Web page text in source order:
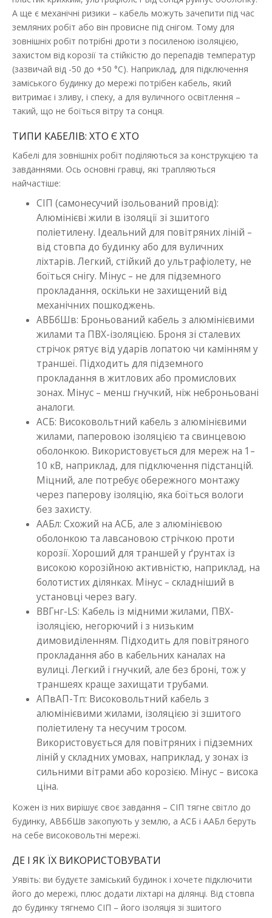
А ще є механічні ризики – кабель можуть зачепити під час
земляних робіт або він провисне під снігом. Тому для
зовнішніх робіт потрібні дроти з посиленою ізоляцією,
захистом від корозії та стійкістю до перепадів температур
(зазвичай від -50 до +50 °C). Наприклад, для підключення
заміського будинку до мережі потрібен кабель, який
витримає і зливу, і спеку, а для вуличного освітлення –
такий, що не боїться вітру та сонця.
ТИПИ КАБЕЛІВ: ХТО Є ХТО
Кабелі для зовнішніх робіт поділяються за конструкцією та
завданнями. Ось основні гравці, які трапляються
найчастіше:
СІП (самонесучий ізольований провід):
Алюмінієві жили в ізоляції зі зшитого
поліетилену. Ідеальний для повітряних ліній –
від стовпа до будинку або для вуличних
ліхтарів. Легкий, стійкий до ультрафіолету, не
боїться снігу. Мінус – не для підземного
прокладання, оскільки не захищений від
механічних пошкоджень.
АВБбШв: Броньований кабель з алюмінієвими
жилами та ПВХ-ізоляцією. Броня зі сталевих
стрічок рятує від ударів лопатою чи камінням у
траншеї. Підходить для підземного
прокладання в житлових або промислових
зонах. Мінус – менш гнучкий, ніж неброньовані
аналоги.
АСБ: Високовольтний кабель з алюмінієвими
жилами, паперовою ізоляцією та свинцевою
оболонкою. Використовується для мереж на 1–
10 кВ, наприклад, для підключення підстанцій.
Міцний, але потребує обережного монтажу
через паперову ізоляцію, яка боїться вологи
без захисту.
ААБл: Схожий на АСБ, але з алюмінієвою
оболонкою та лавсановою стрічкою проти
корозії. Хороший для траншей у ґрунтах із
високою корозійною активністю, наприклад, на
болотистих ділянках. Мінус – складніший в
установці через вагу.
ВВГнг-LS: Кабель із мідними жилами, ПВХ-
ізоляцією, негорючий і з низьким
димовиділенням. Підходить для повітряного
прокладання або в кабельних каналах на
вулиці. Легкий і гнучкий, але без броні, тож у
траншеях краще захищати трубами.
АПвАП-Тп: Високовольтний кабель з
алюмінієвими жилами, ізоляцією зі зшитого
поліетилену та несучим тросом.
Використовується для повітряних і підземних
ліній у складних умовах, наприклад, у зонах із
сильними вітрами або корозією. Мінус – висока
ціна.
Кожен із них вирішує своє завдання – СІП тягне світло до
будинку, АВБбШв закопують у землю, а АСБ і ААБл беруть
на себе високовольтні мережі.
ДЕ І ЯК ЇХ ВИКОРИСТОВУВАТИ
Уявіть: ви будуєте заміський будинок і хочете підключити
його до мережі, плюс додати ліхтарі на ділянці. Від стовпа
до будинку тягнемо СІП – його ізоляція зі зшитого